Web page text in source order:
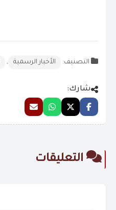
التصنيف: الأخبار الرسمية ,
شارك:
التعليقات